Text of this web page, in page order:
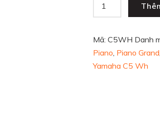
Mã: C5WH Danh
Piano, Piano Grand,
Yamaha C5 Wh